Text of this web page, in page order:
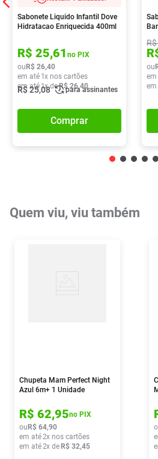
Sabonete Liquido Infantil Dove
Hidratacao Enriquecida 400ml
R$ 25,61 no PIX
ou R$ 26,40
em até 1x nos cartões
em até1x deR$ 26,40
R$25,08 para assinantes
Comprar
R$
ou
em
em
Quem viu, viu também
Chupeta Mam Perfect Night
Azul 6m+ 1 Unidade
R$ 62,95no PIX
ou R$ 64,90
em até2x nos cartões
em até2x de R$ 32,45